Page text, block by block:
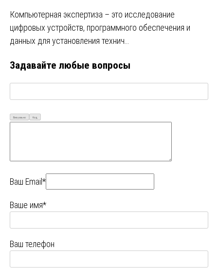
Компьютерная экспертиза – это исследование
цифровых устройств, программного обеспечения и
данных для установления технич…
Задавайте любые вопросы
Визуально Код
Ваш Email*
Ваше имя*
Ваш телефон